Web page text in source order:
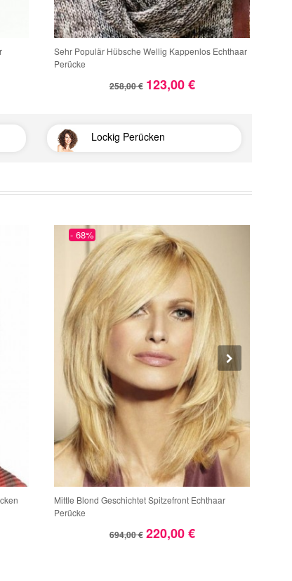
Sehr Populär Hübsche Wellig Kappenlos Echthaar
Perücke
258,00 € 123,00 €
Lockig Perücken
Mittle Blond Geschichtet Spitzefront Echthaar
Perücke
694,00 € 220,00 €
- 68%